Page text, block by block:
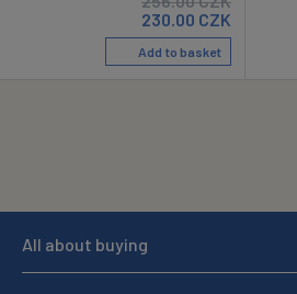
230.00 CZK
Add to basket
All about buying